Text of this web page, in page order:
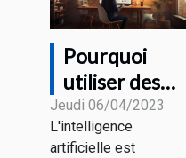
Pourquoi
utiliser des
outils de
rédaction IA ?
Jeudi 06/04/2023
L'intelligence
artificielle est